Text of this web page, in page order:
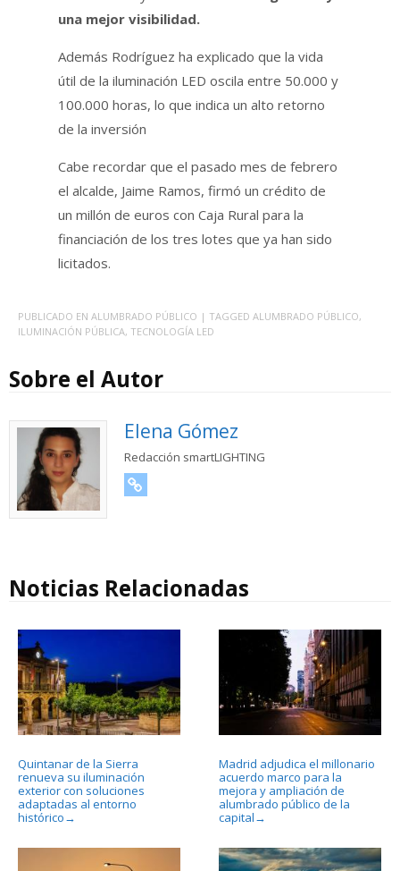
una mejor visibilidad.
Además Rodríguez ha explicado que la vida
útil de la iluminación LED oscila entre 50.000 y
100.000 horas, lo que indica un alto retorno
de la inversión
Cabe recordar que el pasado mes de febrero
el alcalde, Jaime Ramos, firmó un crédito de
un millón de euros con Caja Rural para la
financiación de los tres lotes que ya han sido
licitados.
PUBLICADO EN ALUMBRADO PÚBLICO | TAGGED ALUMBRADO PÚBLICO,
ILUMINACIÓN PÚBLICA, TECNOLOGÍA LED
Sobre el Autor
Elena Gómez
Redacción smartLIGHTING
Noticias Relacionadas
Quintanar de la Sierra
renueva su iluminación
exterior con soluciones
adaptadas al entorno
histórico →
Madrid adjudica el millonario
acuerdo marco para la
mejora y ampliación de
alumbrado público de la
capital →